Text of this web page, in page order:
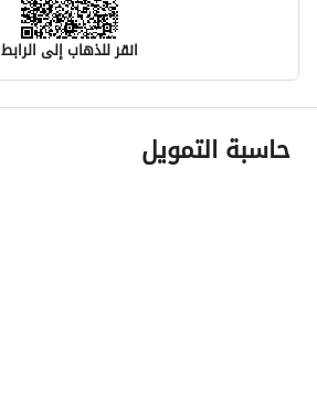
انقر للذهاب إلى الرابط
معلومات مسؤول الإعلان
اسم المسؤول
حاسبة التمويل